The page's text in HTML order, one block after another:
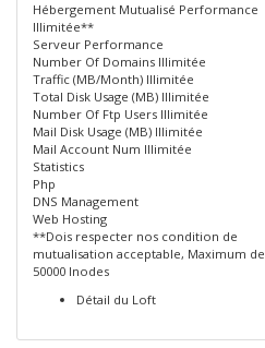
Hébergement Mutualisé Performance
Illimitée**
Serveur Performance
Number Of Domains Illimitée
Traffic (MB/Month) Illimitée
Total Disk Usage (MB) Illimitée
Number Of Ftp Users Illimitée
Mail Disk Usage (MB) Illimitée
Mail Account Num Illimitée
Statistics
Php
DNS Management
Web Hosting
**Dois respecter nos condition de
mutualisation acceptable, Maximum de
50000 Inodes
Détail du Loft